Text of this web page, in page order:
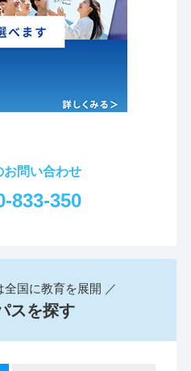
お問い合わせ
833-350
全国に教育を展開 ／
スを探す